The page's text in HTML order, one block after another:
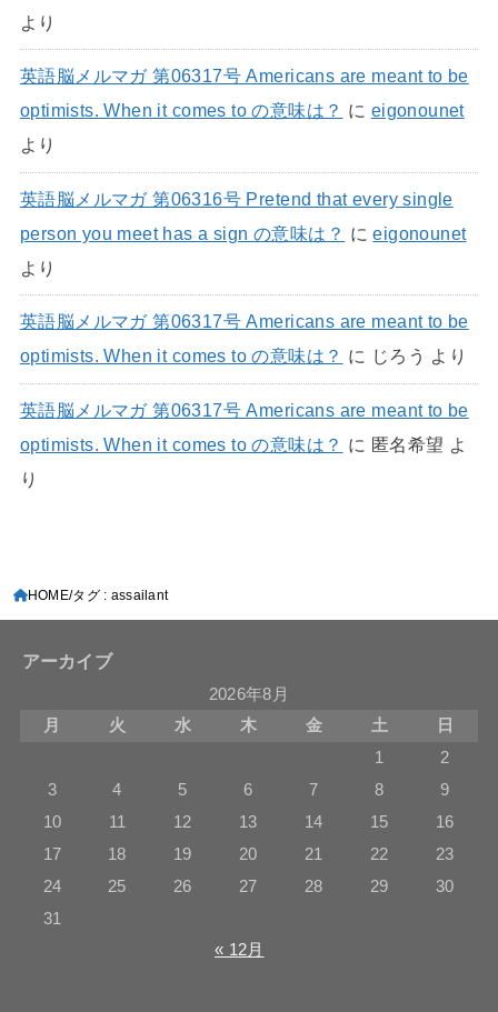
より
英語脳メルマガ 第06317号 Americans are meant to be
optimists. When it comes to の意味は？ に eigonounet
より
英語脳メルマガ 第06316号 Pretend that every single
person you meet has a sign の意味は？ にeigonounet
より
英語脳メルマガ 第06317号 Americans are meant to be
optimists. When it comes to の意味は？ に じろう より
英語脳メルマガ 第06317号 Americans are meant to be
optimists. When it comes to の意味は？ に 匿名希望 よ
り
HOME タグ : assailant
アーカイブ
2026年8月
月
火 水 木 金 土
日
1
2
3
4 5 6 7 8
9
10
11 12 13 14 15
16
17
18 19 20 21 22
23
24
25 26 27 28 29
30
31
« 12月